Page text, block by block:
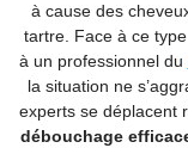
à cause des
tartre. Face à ce
à un professionnel du
la situation ne
experts se déplacent
débouchage